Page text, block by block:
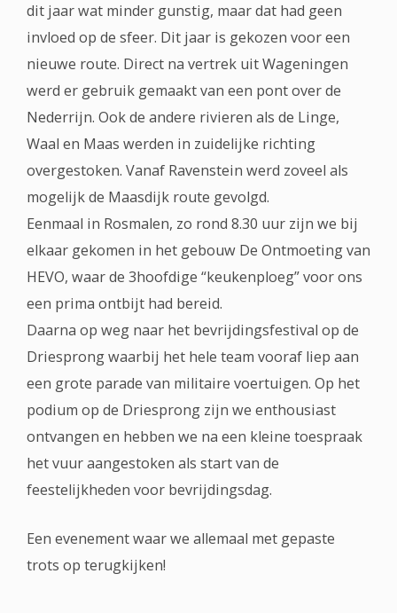
dit jaar wat minder gunstig, maar dat had geen
invloed op de sfeer. Dit jaar is gekozen voor een
nieuwe route. Direct na vertrek uit Wageningen
werd er gebruik gemaakt van een pont over de
Nederrijn. Ook de andere rivieren als de Linge,
Waal en Maas werden in zuidelijke richting
overgestoken. Vanaf Ravenstein werd zoveel als
mogelijk de Maasdijk route gevolgd.
Eenmaal in Rosmalen, zo rond 8.30 uur zijn we bij
elkaar gekomen in het gebouw De Ontmoeting van
HEVO, waar de 3hoofdige “keukenploeg” voor ons
een prima ontbijt had bereid.
Daarna op weg naar het bevrijdingsfestival op de
Driesprong waarbij het hele team vooraf liep aan
een grote parade van militaire voertuigen. Op het
podium op de Driesprong zijn we enthousiast
ontvangen en hebben we na een kleine toespraak
het vuur aangestoken als start van de
feestelijkheden voor bevrijdingsdag.
Een evenement waar we allemaal met gepaste
trots op terugkijken!